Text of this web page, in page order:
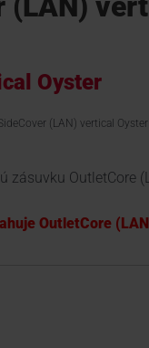
Oyster
(LAN) vertical Oyster
zásuvku OutletCore
OutletCore